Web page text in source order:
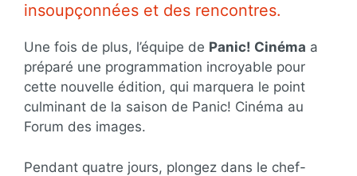
insoupçonnées et des rencontres.
Une fois de plus, l’équipe de Panic! Cinéma a
préparé une programmation incroyable pour
cette nouvelle édition, qui marquera le point
culminant de la saison de Panic! Cinéma au
Forum des images.
Pendant quatre jours, plongez dans le chef-